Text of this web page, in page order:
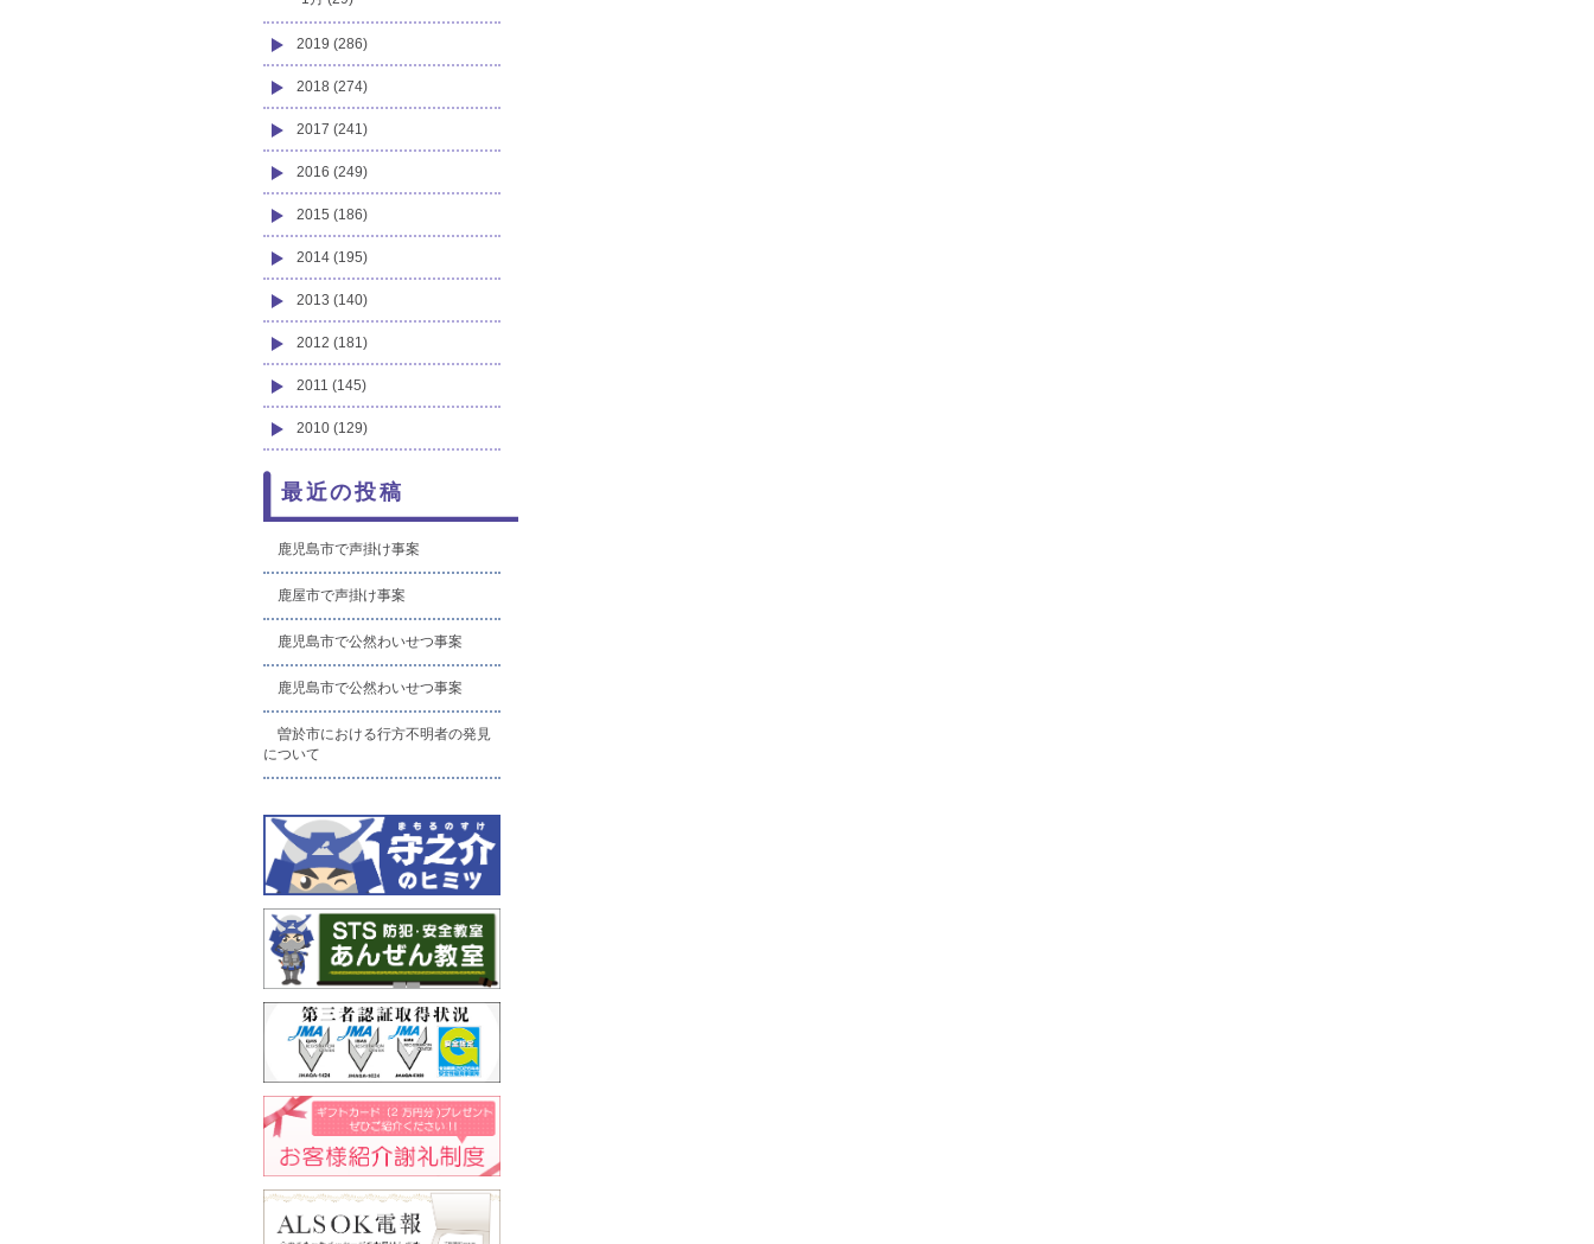
2019 (286)
2018 (274)
2017 (241)
2016 (249)
2015 (186)
2014 (195)
2013 (140)
2012 (181)
2011 (145)
2010 (129)
最近の投稿
鹿児島市で声掛け事案
鹿屋市で声掛け事案
鹿児島市で公然わいせつ事案
鹿児島市で公然わいせつ事案
曽於市における行方不明者の発見
について